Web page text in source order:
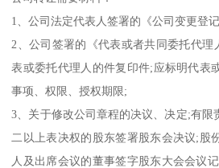
1、公司法定代表人签署的《公司变更登
2、公司签署的《代表或者共同委托代
表或委托代理人的件复印件;应标明代表
事项、权限、授权期限;
3、关于修改公司章程的决议、决定;有限
二以上表决权的股东签署股东会决议;股
人及出席会议的董事签字股东大会会议